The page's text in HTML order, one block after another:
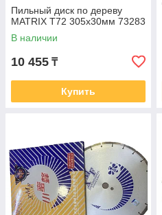
Пильный диск по дереву
MATRIX Т72 305х30мм 73283
В наличии
10 455 ₸
Купить